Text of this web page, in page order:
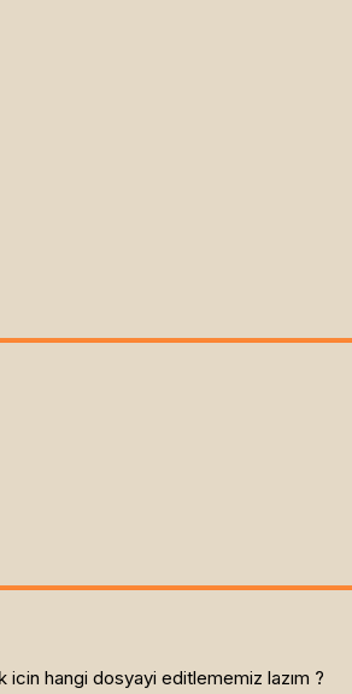
hangi dosyayi editlememiz lazım ?